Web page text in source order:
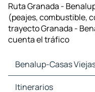
Ruta Granada -
(peajes, combustible,
trayecto Granada -
cuenta el tráfico
Benalup-Casas
Benalup-Casas Viejas
Itinerarios